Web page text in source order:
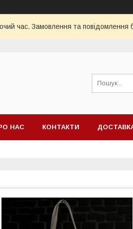
час. Замовлення та
НАС КОНТАКТИ